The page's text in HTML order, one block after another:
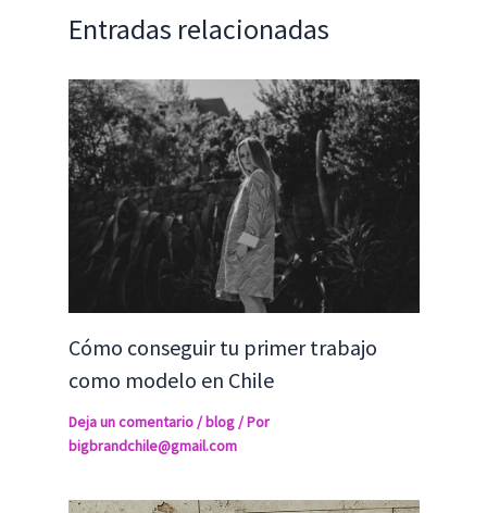
Entradas relacionadas
Cómo conseguir tu primer trabajo
como modelo en Chile
Deja un comentario/blog/ Por
bigbrandchile@gmail.com